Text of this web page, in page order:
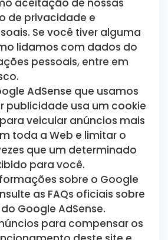
aceitação de nossas
de privacidade e
Se você tiver alguma
lidamos com dados do
pessoais, entre em
AdSense que usamos
publicidade usa um cookie
veicular anúncios mais
toda a Web e limitar o
que um determinado
para você.
sobre o Google
as FAQs oficiais sobre
Google AdSense.
para compensar os